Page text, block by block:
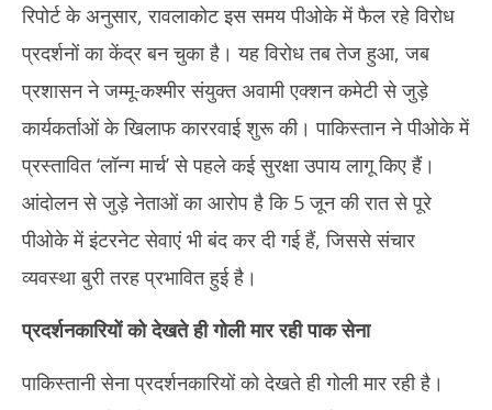
रिपोर्ट के अनुसार, रावलाकोट इस समय पीओके में फैल रहे विरोध
प्रदर्शनों का केंद्र बन चुका है। यह विरोध तब तेज हुआ, जब
प्रशासन ने जम्मू-कश्मीर संयुक्त अवामी एक्शन कमेटी से जुड़े
कार्यकर्ताओं के खिलाफ काररवाई शुरू की। पाकिस्तान ने पीओके में
प्रस्तावित ‘लॉन्ग मार्च’ से पहले कई सुरक्षा उपाय लागू किए हैं।
आंदोलन से जुड़े नेताओं का आरोप है कि 5 जून की रात से पूरे
पीओके में इंटरनेट सेवाएं भी बंद कर दी गई हैं, जिससे संचार
व्यवस्था बुरी तरह प्रभावित हुई है।
प्रदर्शनकारियों को देखते ही गोली मार रही पाक सेना
पाकिस्तानी सेना प्रदर्शनकारियों को देखते ही गोली मार रही है।